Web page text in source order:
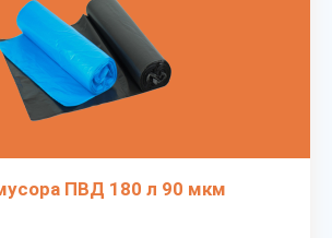
ПВД 180 л 90 мкм